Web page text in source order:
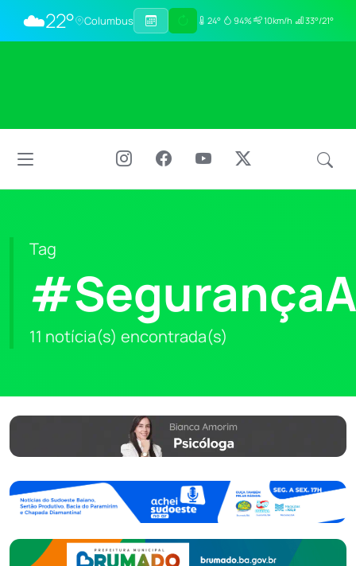
☁️22° Columbus 24° 94% 10km/h 33°/21°
Tag
11 notícia(s) encontrada(s)